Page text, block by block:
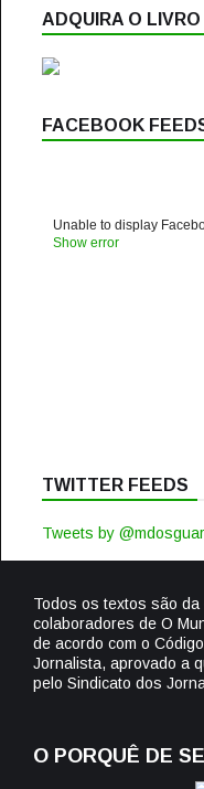
ADQUIRA O LIVRO
FACEBOOK
Unable to display
Show error
TWITTER FEEDS
Tweets by
Todos os textos são
colaboradores de O
de acordo com o
Jornalista, aprovado a
pelo Sindicato dos
O PORQUÊ DE